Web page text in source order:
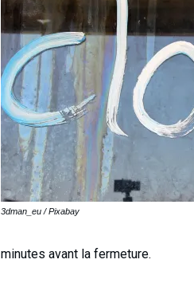
3dman_eu / Pixabay
minutes avant la fermeture.